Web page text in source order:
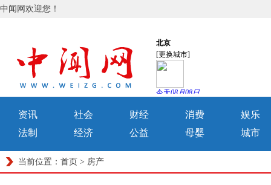
中闻网欢迎您！
资讯 社会 财经 消费
娱乐
法制
经济 公益 母婴 城市
当前位置： 首页 > 房产